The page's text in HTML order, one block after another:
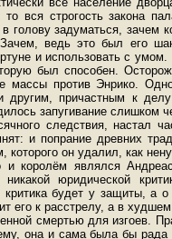
вся строгость закона
задуматься, зачем
ведь это был его
и использовать с
был способен.
массы против Энрико.
другим, причастным к
запугивание слишком
следствия, настал
и попрание древних
он удалил, как
и королём являлся
юридической
критика будет у защиты, а
его к расстрелу, а в
смертью для изгоев.
она и сама была бы